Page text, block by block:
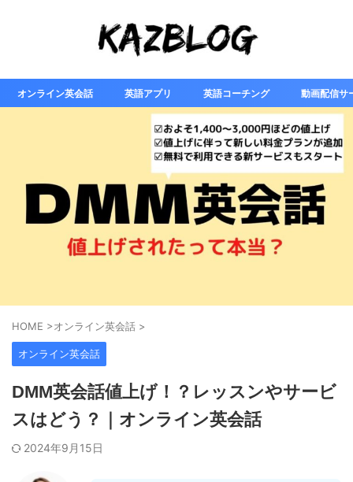
オンライン英会話 英語アプリ 英語コーチング 動画配信サ
HOME >オンライン英会話 >
オンライン英会話
DMM英会話値上げ！？レッスンやサービ
スはどう？｜オンライン英会話
2024年9月15日